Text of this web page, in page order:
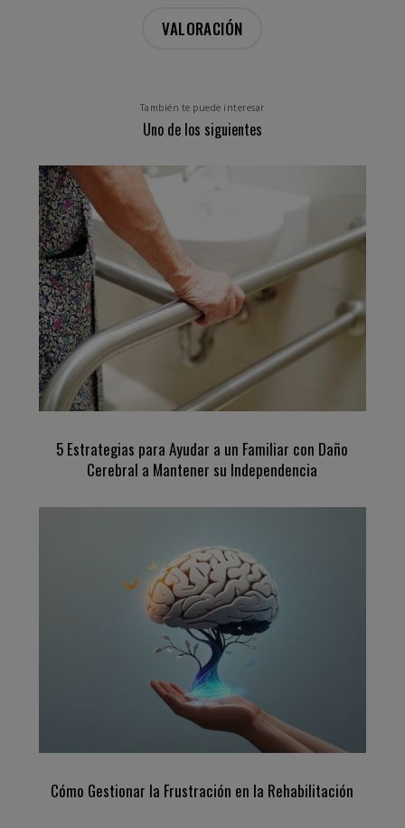
VALORACIÓN
También te puede interesar
Uno de los siguientes
5 Estrategias para Ayudar a un Familiar con Daño
Cerebral a Mantener su Independencia
Cómo Gestionar la Frustración en la Rehabilitación